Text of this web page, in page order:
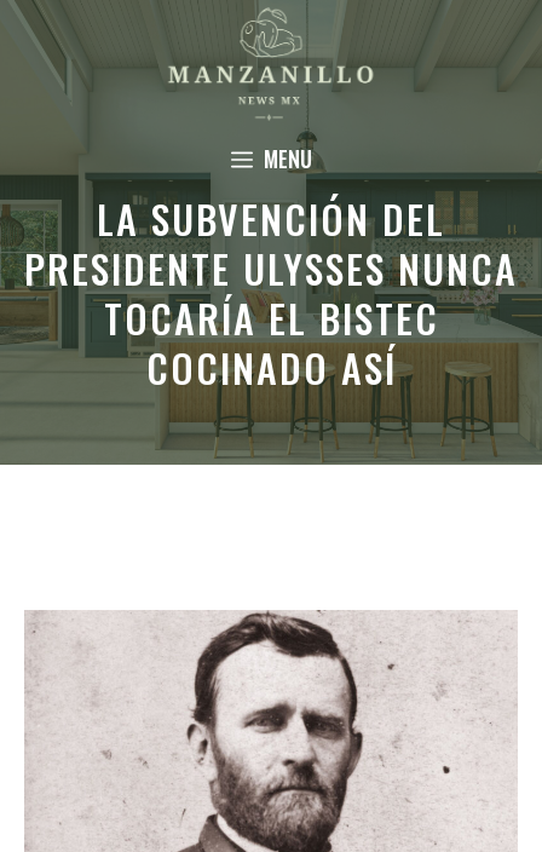
Saltar
contenido
MENU
LA SUBVENCIÓN DEL
PRESIDENTE ULYSSES NUNCA
TOCARÍA EL BISTEC
COCINADO ASÍ